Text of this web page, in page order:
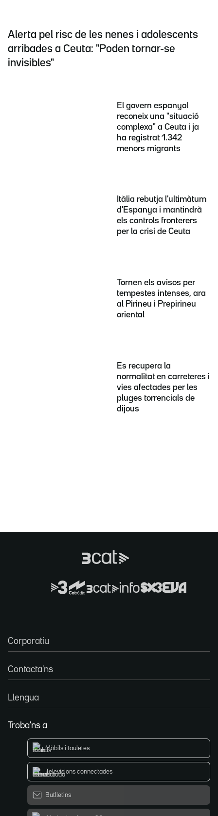
Alerta pel risc de les nenes i adolescents
arribades a Ceuta: "Poden tornar-se
invisibles"
El govern espanyol
reconeix una "situació
complexa" a Ceuta i ja
ha registrat 1.342
menors migrants
Itàlia rebutja l'ultimàtum
d'Espanya i mantindrà
els controls fronterers
per la crisi de Ceuta
Tornen els avisos per
tempestes intenses, ara
al Pirineu i Prepirineu
oriental
Es recupera la
normalitat en carreteres i
vies afectades per les
pluges torrencials de
dijous
Corporatiu
Contacta'ns
Llengua
Troba'ns a
Mòbils i tauletes
Televisions connectades
Butlletins